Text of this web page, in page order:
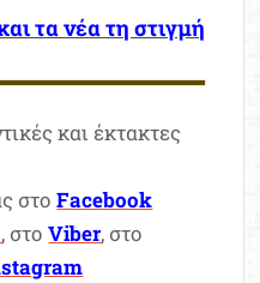
τα νέα τη στιγμή
και έκτακτες
στοFacebook
, στοViber, στο